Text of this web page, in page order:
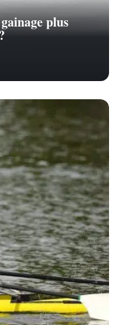
plus